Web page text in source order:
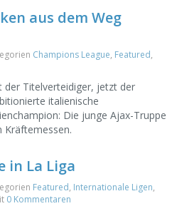
aus dem Weg
Champions League, Featured,
der Titelverteidiger, jetzt der
italienische
Die junge Ajax-Truppe
Kräftemessen.
in La Liga
Featured, Internationale Ligen,
0 Kommentaren